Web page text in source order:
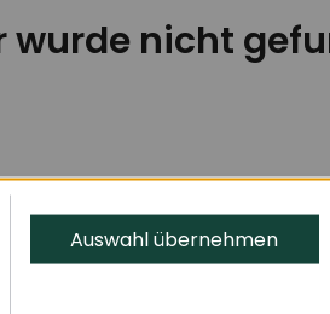
wurde nicht
Auswahl übernehmen